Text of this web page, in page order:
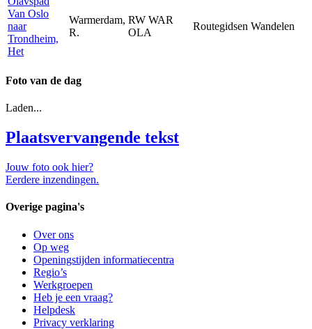
Van Oslo
naar
Trondheim,
Het
Warmerdam,
R.
RW WAR
OLA
Routegidsen Wandelen
Foto van de dag
Laden...
Plaatsvervangende tekst
Jouw foto ook hier?
Eerdere inzendingen.
Overige pagina's
Over ons
Op weg
Openingstijden informatiecentra
Regio’s
Werkgroepen
Heb je een vraag?
Helpdesk
Privacy verklaring